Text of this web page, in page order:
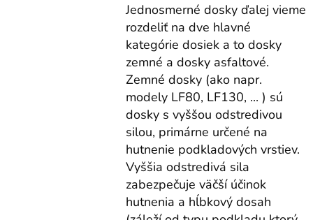
Jednosmerné dosky ďalej vieme
rozdeliť na dve hlavné
kategórie dosiek a to dosky
zemné a dosky asfaltové.
Zemné dosky (ako napr.
modely LF80, LF130, ... ) sú
dosky s vyššou odstredivou
silou, primárne určené na
hutnenie podkladových vrstiev.
Vyššia odstredivá sila
zabezpečuje väčší účinok
hutnenia a hĺbkový dosah